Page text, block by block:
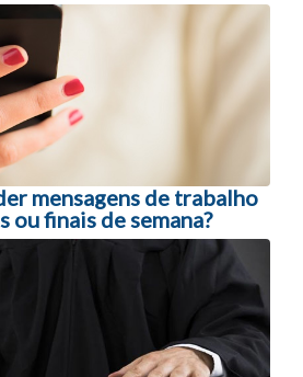
entre posts
mensagens de trabalho
ou finais de semana?